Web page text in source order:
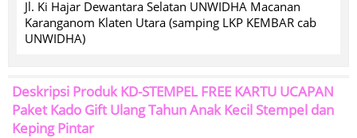
Jl. Ki Hajar Dewantara Selatan UNWIDHA Macanan
Karanganom Klaten Utara (samping LKP KEMBAR cab
UNWIDHA)
Deskripsi ProdukKD-STEMPEL FREE KARTU UCAPAN
Paket Kado Gift Ulang Tahun Anak Kecil Stempel dan
Keping Pintar